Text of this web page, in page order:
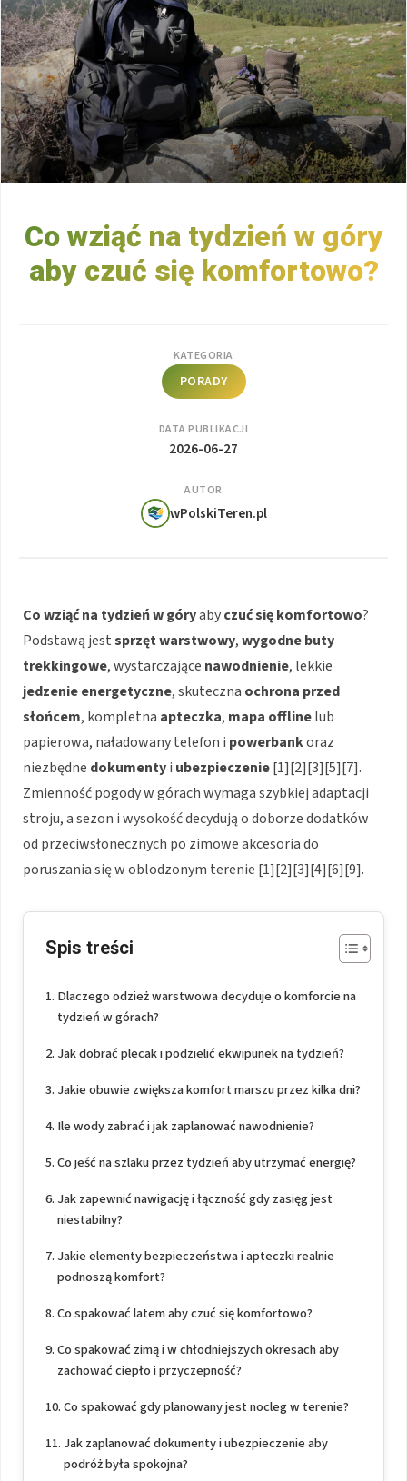
Co wziąć na tydzień w góry
aby czuć się komfortowo?
KATEGORIA
PORADY
DATA PUBLIKACJI
2026-06-27
AUTOR
wPolskiTeren.pl
Co wziąć na tydzień w góryabyczuć się komfortowo?
Podstawą jestsprzęt warstwowy,wygodne buty
trekkingowe, wystarczające nawodnienie, lekkie
jedzenie energetyczne, skuteczna ochrona przed
słońcem, kompletna apteczka, mapa offlinelub
papierowa, naładowany telefon i powerbankoraz
niezbędne dokumentyi ubezpieczenie[1][2][3][5][7].
Zmienność pogody w górach wymaga szybkiej adaptacji
stroju, a sezon i wysokość decydują o doborze dodatków
od przeciwsłonecznych po zimowe akcesoria do
poruszania się w oblodzonym terenie [1][2][3][4][6][9].
Spis treści
Dlaczego odzież warstwowa decyduje o komforcie na
tydzień w górach?
Jak dobrać plecak i podzielić ekwipunek na tydzień?
Jakie obuwie zwiększa komfort marszu przez kilka dni?
Ile wody zabrać i jak zaplanować nawodnienie?
Co jeść na szlaku przez tydzień aby utrzymać energię?
Jak zapewnić nawigację i łączność gdy zasięg jest
niestabilny?
Jakie elementy bezpieczeństwa i apteczki realnie
podnoszą komfort?
Co spakować latem aby czuć się komfortowo?
Co spakować zimą i w chłodniejszych okresach aby
zachować ciepło i przyczepność?
Co spakować gdy planowany jest nocleg w terenie?
Jak zaplanować dokumenty i ubezpieczenie aby
podróż była spokojna?